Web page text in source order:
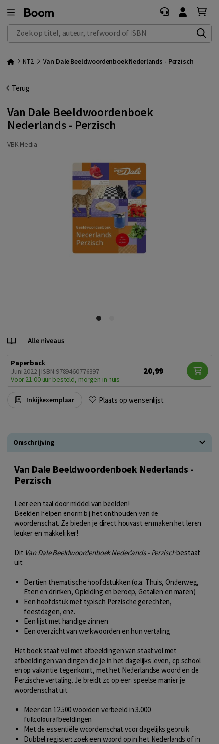
Zoek op titel, auteur, trefwoord of ISBN
NT2 Van Dale Beeldwoordenboek Nederlands - Perzisch
Terug
Van Dale Beeldwoordenboek
Nederlands - Perzisch
VBK Media
Paperback
Juni 2022 | ISBN 9789460776397
Voor 21:00 uur besteld, morgen in huis
20,99
Inkijkexemplaar Plaats op wensenlijst
Omschrijving
Van Dale Beeldwoordenboek Nederlands -
Perzisch
Leer een taal door middel van beelden!
Beelden helpen enorm bij het onthouden van de
woordenschat. Ze bieden je direct houvast en maken het leren
leuker en makkelijker!
Dit Van Dale Beeldwoordenboek Nederlands - Perzischbestaat
uit:
Dertien thematische hoofdstukken (o.a. Thuis, Onderweg,
Eten en drinken, Opleiding en beroep, Getallen en maten)
Een hoofdstuk met typisch Perzische gerechten,
feestdagen, enz.
Een lijst met handige zinnen
Een overzicht van werkwoorden en hun vertaling
Het boek staat vol met afbeeldingen van staat vol met
afbeeldingen van dingen die je in het dagelijks leven, op school
en op vakantie tegenkomt, met het Nederlandse woord en de
Perzische vertaling. Je breidt zo op een speelse manier je
woordenschat uit.
Meer dan 12.500 woorden verbeeld in 3.000
fullcolourafbeeldingen
Met de essentiële woordenschat voor dagelijks gebruik
Dubbel register: zoek een woord op in het Nederlands of in